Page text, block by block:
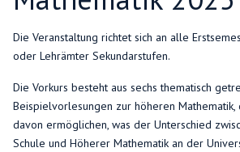
Die Veranstaltung richtet sich an alle
oder Lehrämter Sekundarstufen.
Die Vorkurs besteht aus sechs thematisch
Beispielvorlesungen zur höheren Mathematik,
davon ermöglichen, was der Unterschied
Schule und Höherer Mathematik an der